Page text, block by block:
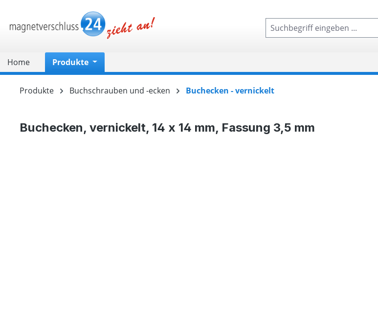
Zur Hauptnavigation springen
Home Produkte
Produkte Buchschrauben und -ecken Buchecken - vernickelt
Buchecken, vernickelt, 14 x 14 mm, Fassung 3,5 mm